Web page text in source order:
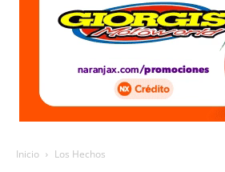
Inicio Los Hechos